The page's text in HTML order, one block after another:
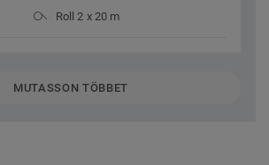
Roll 2 x 20 m
MUTASSON TÖBBET